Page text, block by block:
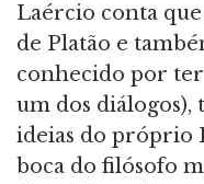
Laércio conta
de Platão e
conhecido por
um dos diálogos),
ideias do próprio
boca do filósofo